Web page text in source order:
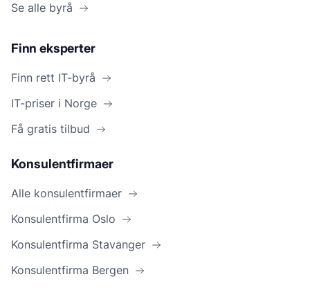
Se alle byrå
Finn eksperter
Finn rett IT-byrå
IT-priser i Norge
Få gratis tilbud
Konsulentfirmaer
Alle konsulentfirmaer
Konsulentfirma Oslo
Konsulentfirma Stavanger
Konsulentfirma Bergen